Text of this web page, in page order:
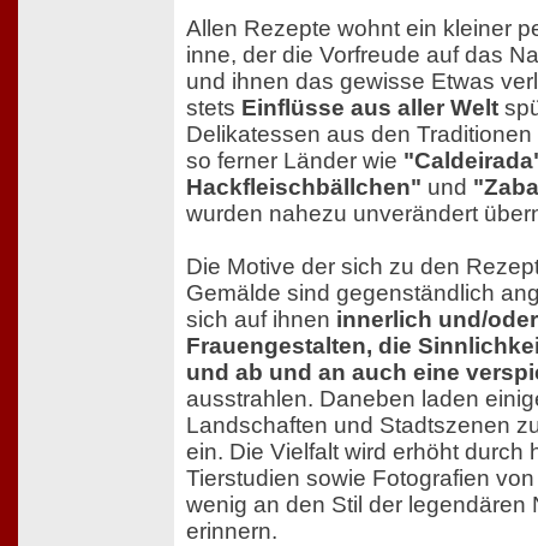
Allen Rezepte wohnt ein kleiner
inne, der die Vorfreude auf das
und ihnen das gewisse Etwas
stets Einflüsse aus aller Welt
Delikatessen aus den
so ferner Länder wie
Hackfleischbällchen" und
wurden nahezu unverändert
Die Motive der sich zu den
Gemälde sind gegenständlich
sich auf ihnen innerlich und/
Frauengestalten, die
und ab und an auch eine
ausstrahlen. Daneben laden
Landschaften und Stadtszenen
ein. Die Vielfalt wird erhöht durch
Tierstudien sowie Fotografien
wenig an den Stil der legendären
erinnern.